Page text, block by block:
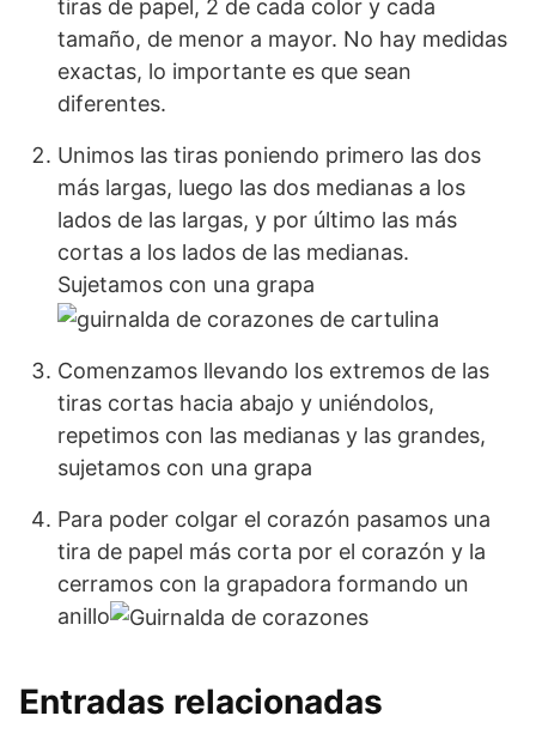
tiras de papel, 2 de cada color y cada
tamaño, de menor a mayor. No hay medidas
exactas, lo importante es que sean
diferentes.
Unimos las tiras poniendo primero las dos
más largas, luego las dos medianas a los
lados de las largas, y por último las más
cortas a los lados de las medianas.
Sujetamos con una grapa
Comenzamos llevando los extremos de las
tiras cortas hacia abajo y uniéndolos,
repetimos con las medianas y las grandes,
sujetamos con una grapa
Para poder colgar el corazón pasamos una
tira de papel más corta por el corazón y la
cerramos con la grapadora formando un
anillo
Entradas relacionadas